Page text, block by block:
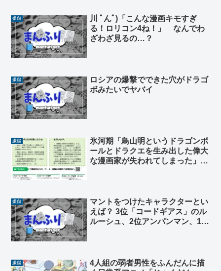
嫌儲
川 ﾟんﾟ)「こんな漫画キモすぎ
る！ロリコン4ね！」 なんでわ
ざわざ見るの…？
嫌儲
ロシアの爆撃でできた穴がドラゴ
ボみたいでヤバイ
嫌儲
氷河期「鳥山明というドラゴンボ
ールとドラクエを生み出した偉大
な漫画家が失われてしまった」
嫌儲
マントをつけたキャラクターとい
えば？ 3位「コードギアス」のル
ルーシュ、2位アンパンマン、1位
嫌儲
4人組の弱者男性をふんだんに描